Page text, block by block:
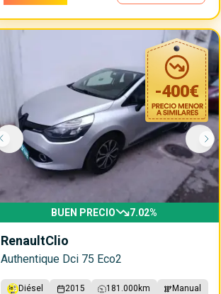
-400€
BUEN PRECIO 7.02%
RenaultClio
Authentique Dci 75 Eco2
Diésel 2015 181.000 km Manual